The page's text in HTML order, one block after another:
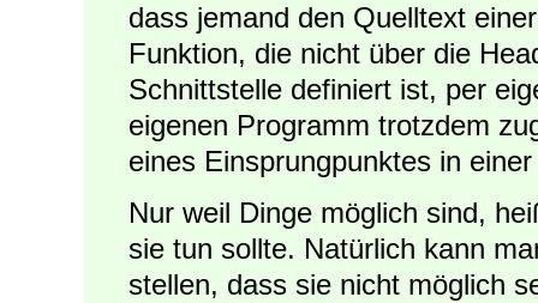
dass jemand den Quelltext
Funktion, die nicht über die
Schnittstelle definiert ist, per
eigenen Programm trotzdem
eines Einsprungpunktes in
Nur weil Dinge möglich sind,
sie tun sollte. Natürlich kann
stellen, dass sie nicht möglich